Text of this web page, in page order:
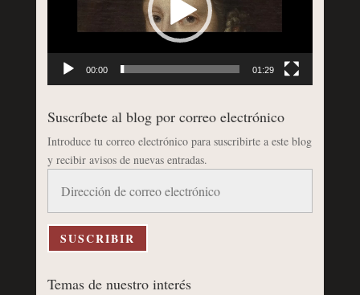
00:00 01:29
Suscríbete al blog por correo electrónico
Introduce tu correo electrónico para suscribirte a este blog
y recibir avisos de nuevas entradas.
correo
electrónico
SUSCRIBIR
Temas de nuestro interés